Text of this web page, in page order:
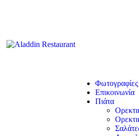
Φωτογραφίες
Επικοινωνία
Πιάτα